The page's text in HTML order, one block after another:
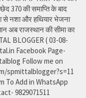
370 की समाप्ति के बाद
से नशा और हथियार भेजना
अब राजस्थान की सीमा का
BLOGGER ( 03-08-
Facebook Page-
Follow me on
spmittalblogger?s=11
To Add in WhatsApp
9829071511